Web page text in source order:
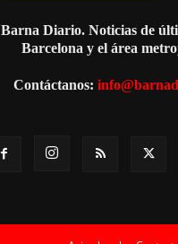
Barna Diario. Noticias de
Barcelona y el área
Contáctanos: